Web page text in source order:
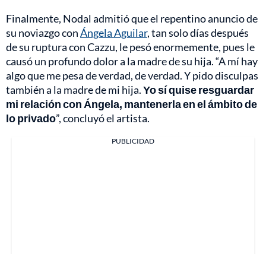
Finalmente, Nodal admitió que el repentino anuncio de
su noviazgo conÁngela Aguilar, tan solo días después
de su ruptura con Cazzu, le pesó enormemente, pues le
causó un profundo dolor a la madre de su hija. “A mí hay
algo que me pesa de verdad, de verdad. Y pido disculpas
también a la madre de mi hija.Yo sí quise resguardar
mi relación con Ángela, mantenerla en el ámbito de
lo privado”, concluyó el artista.
PUBLICIDAD